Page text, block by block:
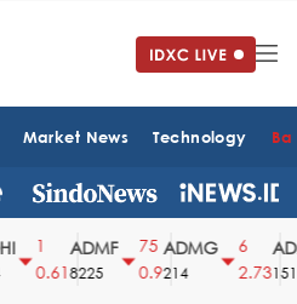
Market News Technology
0.61
ADMF
8225
75
0.9
ADMG
214
2.731510